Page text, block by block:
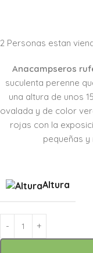
2 Personas estan
Anacampseros
suculenta perenne
una altura de unos
ovalada y de color
rojas con la
pequeñas
Altura